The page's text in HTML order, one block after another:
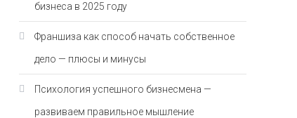
бизнеса в 2025 году
Франшиза как способ начать собственное
дело — плюсы и минусы
Психология успешного бизнесмена —
развиваем правильное мышление